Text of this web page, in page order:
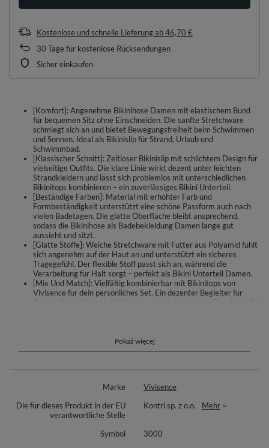
Kostenlose und schnelle Lieferungab46,70 €
30 Tage für kostenlose Rücksendungen
Sicher einkaufen
[Komfort]: Angenehme Bikinihose Damen mit elastischem Bund
für bequemen Sitz ohne Einschneiden. Die sanfte Stretchware
schmiegt sich an und bietet Bewegungsfreiheit beim Schwimmen
und Sonnen. Ideal als Bikinislip für Strand, Urlaub und
Schwimmbad.
[Klassischer Schnitt]: Zeitloser Bikinislip mit schlichtem Design für
vielseitige Outfits. Die klare Linie wirkt dezent unter leichten
Strandkleidern und lässt sich problemlos mit unterschiedlichen
Bikinitops kombinieren – ein zuverlässiges Bikini Unterteil.
[Beständige Farben]: Material mit erhöhter Farb und
Formbeständigkeit unterstützt eine schöne Passform auch nach
vielen Badetagen. Die glatte Oberfläche bleibt ansprechend,
sodass die Bikinihose als Badebekleidung Damen lange gut
aussieht und sitzt.
[Glatte Stoffe]: Weiche Stretchware mit Futter aus Polyamid fühlt
sich angenehm auf der Haut an und unterstützt ein sicheres
Tragegefühl. Der flexible Stoff passt sich an, während die
Verarbeitung für Halt sorgt – perfekt als Bikini Unterteil Damen.
[Mix Und Match]: Vielfältig kombinierbar mit Bikinitops von
Vivisence für dein persönliches Set. Ein dezenter Begleiter für
Reisen, Strandtage und Wellness – ein durchdachtes Geschenk für
Diese Damen Bikinihose von Vivisence setzt auf zeitlosen Stil und
angenehmen Tragekomfort. Der klassische Schnitt umschmeichelt die
sich deinen Bewegungen anpasst. Die erhöhte Farb- und
bei häufigem Tragen am Strand oder im Schwimmbad.
Die Hose lässt sich frei mit verschiedenen Bikinitops der Marke
kombinieren, sodass du dein individuelles Set zusammenstellen kannst.
Pokaż więcej
Marke
Vivisence
Die für dieses Produkt in der EU
verantwortliche Stelle
Kontri sp. z o.o. Mehr
Symbol
3000